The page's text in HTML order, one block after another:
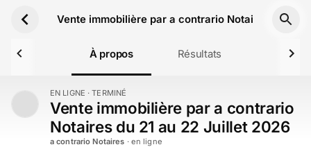
Vente immobilière par a contrario Notaires du 21
À propos Résultats
EN LIGNE · TERMINÉ
Vente immobilière par a contrario
Notaires du 21 au 22 Juillet 2026
a contrario Notaires · en ligne